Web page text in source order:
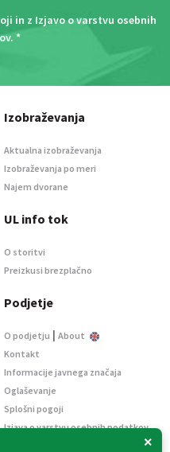
in z Izjavo o varstvu osebnih
. *
×
Izobraževanja
Aktualna izobraževanja
Izobraževanja po meri
Najem dvorane
UL info tok
O storitvi
Preizkusi brezplačno
Podjetje
O podjetju | About
Kontakt
Informacije javnega značaja
Oglaševanje
Splošni pogoji
Izjava o varstvu osebnih podatkov